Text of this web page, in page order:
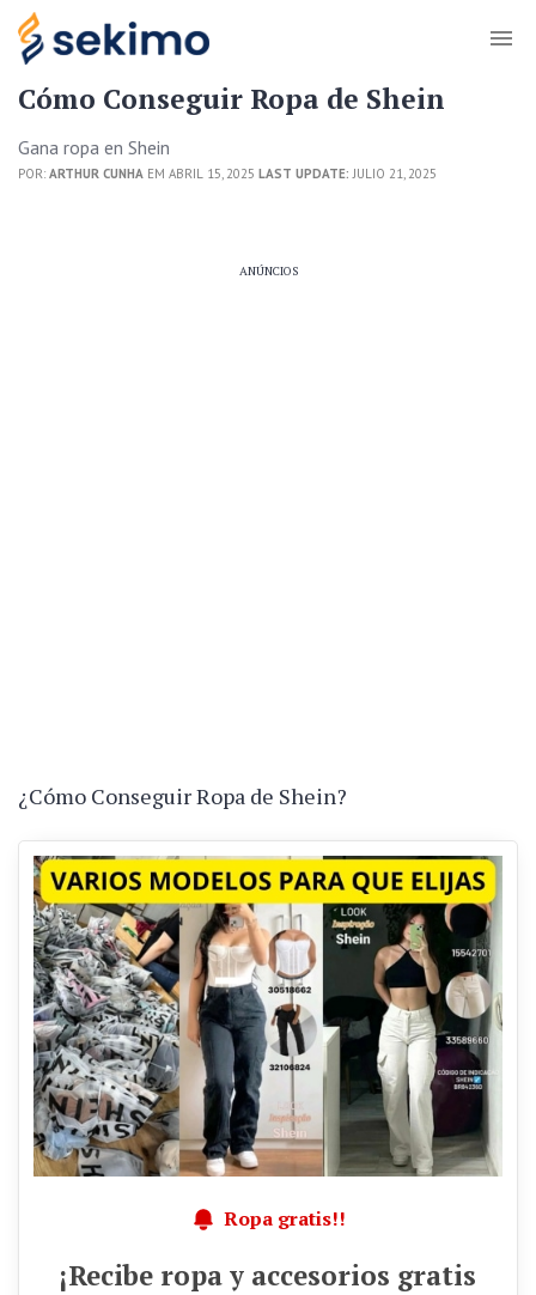
Cómo Conseguir Ropa de Shein
Gana ropa en Shein
POR: ARTHUR CUNHA EM ABRIL 15, 2025 LAST UPDATE: JULIO 21, 2025
ANÚNCIOS
¿Cómo Conseguir Ropa de Shein?
Ropa gratis!!
¡Recibe ropa y accesorios gratis